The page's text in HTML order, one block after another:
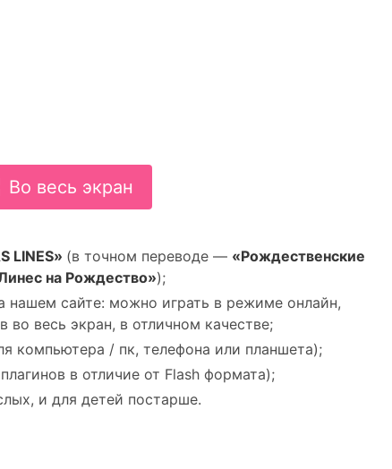
Во весь экран
LINES» (в точном переводе — «Рождественские
на Рождество»);
нашем сайте: можно играть в режиме онлайн,
во весь экран, в отличном качестве;
компьютера / пк, телефона или планшета);
в отличие от Flash формата);
и для детей постарше.